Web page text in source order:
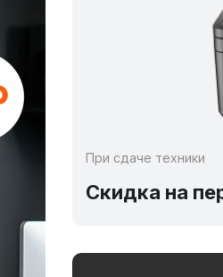
При сдаче техники
Скидка на